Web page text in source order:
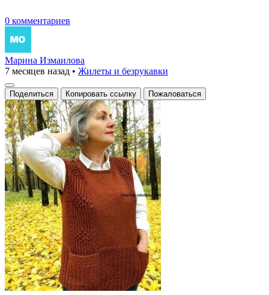
0 комментариев
Марина Измаилова
7 месяцев назад • Жилеты и безрукавки
Поделиться Копировать ссылку Пожаловаться